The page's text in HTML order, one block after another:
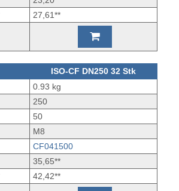
27,61**
ISO-CF DN250 32 Stk
0.93 kg
250
50
M8
CF041500
35,65**
42,42**